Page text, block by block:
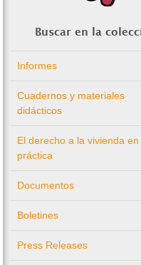
Buscar en la
Informes
Cuadernos y materiales
didácticos
El derecho a la vivienda en
práctica
Documentos
Boletines
Press Releases